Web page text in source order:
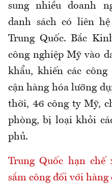
sung nhiều doanh
danh sách có liên
Trung Quốc. Bắc
công nghiệp Mỹ vào
khẩu, khiến các
cận hàng hóa lưỡng
thời, 46 công ty Mỹ,
phòng, bị loại khỏi
phủ.
Trung Quốc hạn chế
sắm công đối với hàng